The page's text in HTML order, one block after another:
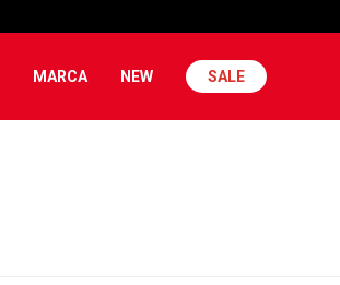
MARCA NEW SALE